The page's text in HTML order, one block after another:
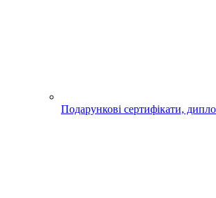
Подарункові сертифікати,